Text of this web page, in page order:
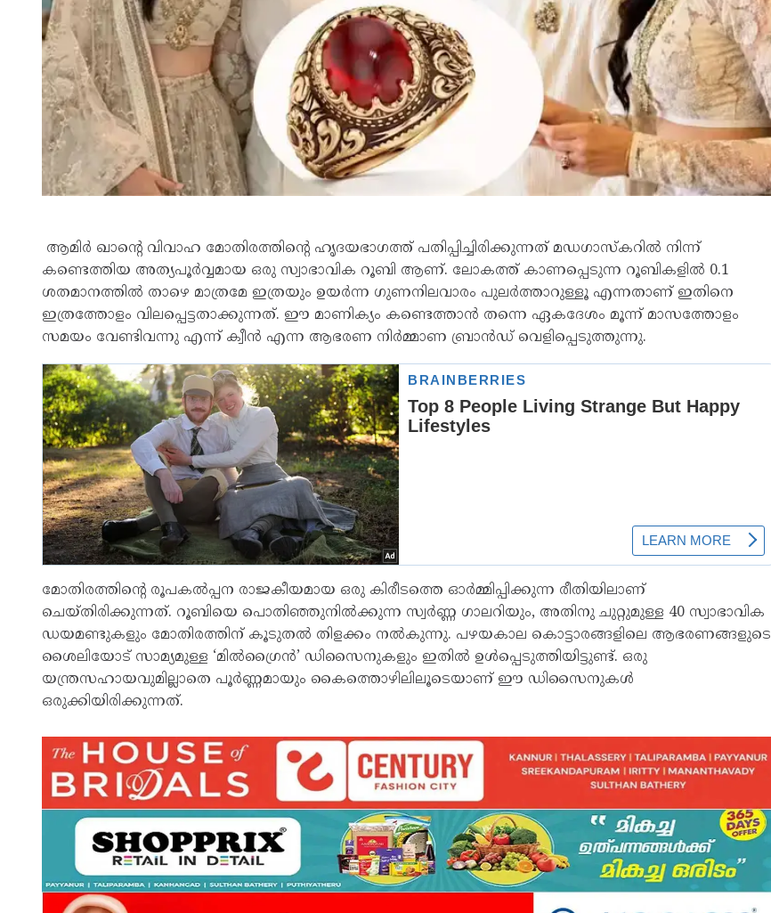
ആമിർ ഖാന്റെ വിവാഹ മോതിരത്തിന്റെ ഹൃദയഭാഗത്ത് പതിപ്പിച്ചിരിക്കുന്നത് മഡഗാസ്കറിൽ നിന്ന്
കണ്ടെത്തിയ അത്യപൂർവ്വമായ ഒരു സ്വാഭാവിക റൂബി ആണ്. ലോകത്ത് കാണപ്പെടുന്ന റൂബികളിൽ 0.1
ശതമാനത്തിൽ താഴെ മാത്രമേ ഇത്രയും ഉയർന്ന ഗുണനിലവാരം പുലർത്താറുള്ളൂ എന്നതാണ് ഇതിനെ
ഇത്രത്തോളം വിലപ്പെട്ടതാക്കുന്നത്. ഈ മാണിക്യം കണ്ടെത്താൻ തന്നെ ഏകദേശം മൂന്ന് മാസത്തോളം
സമയം വേണ്ടിവന്നു എന്ന് ക്വീൻ എന്ന ആഭരണ നിർമ്മാണ ബ്രാൻഡ് വെളിപ്പെടുത്തുന്നു.
മോതിരത്തിന്റെ രൂപകൽപ്പന രാജകീയമായ ഒരു കിരീടത്തെ ഓർമ്മിപ്പിക്കുന്ന രീതിയിലാണ്
ചെയ്തിരിക്കുന്നത്. റൂബിയെ പൊതിഞ്ഞുനിൽക്കുന്ന സ്വർണ്ണ ഗാലറിയും, അതിനു ചുറ്റുമുള്ള 40 സ്വാഭാവിക
ഡയമണ്ടുകളും മോതിരത്തിന് കൂടുതൽ തിളക്കം നൽകുന്നു. പഴയകാല കൊട്ടാരങ്ങളിലെ ആഭരണങ്ങളുടെ
ശൈലിയോട് സാമ്യമുള്ള ‘മിൽഗ്രൈൻ’ ഡിസൈനുകളും ഇതിൽ ഉൾപ്പെടുത്തിയിട്ടുണ്ട്. ഒരു
യന്ത്രസഹായവുമില്ലാതെ പൂർണ്ണമായും കൈത്തൊഴിലിലൂടെയാണ് ഈ ഡിസൈനുകൾ
ഒരുക്കിയിരിക്കുന്നത്.